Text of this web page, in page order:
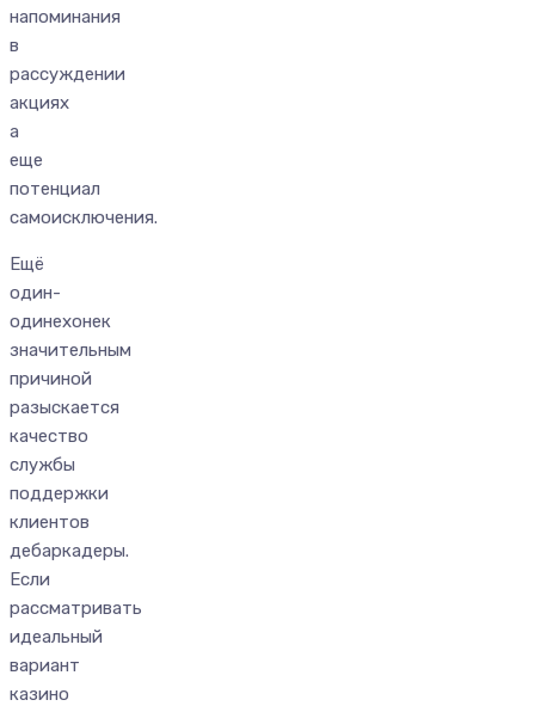
напоминания
в
рассуждении
акциях
а
еще
потенциал
самоисключения.
Ещё
один-
одинехонек
значительным
причиной
разыскается
качество
службы
поддержки
клиентов
дебаркадеры.
Если
рассматривать
идеальный
вариант
казино